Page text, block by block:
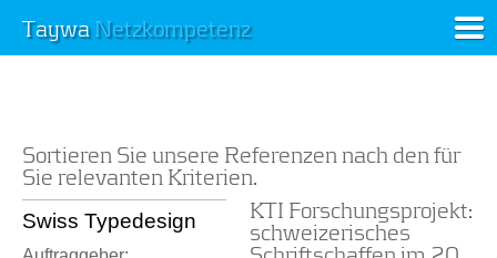
TaywaNetzkompetenz
Sortieren Sie unsere Referenzen nach den für
Sie relevanten Kriterien.
Swiss Typedesign
KTI Forschungsprojekt:
schweizerisches